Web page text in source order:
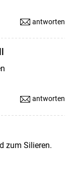
antworten
antworten
zum Silieren.